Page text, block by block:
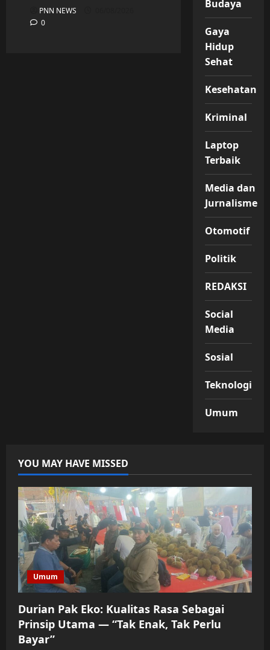
PNN NEWS
0
Budaya
Gaya
Hidup
Sehat
Kesehatan
Kriminal
Laptop
Terbaik
Media dan
Jurnalisme
Otomotif
Politik
REDAKSI
Social
Media
Sosial
Teknologi
Umum
YOU MAY HAVE MISSED
Umum
Durian Pak Eko: Kualitas Rasa Sebagai
Prinsip Utama — “Tak Enak, Tak Perlu
Bayar”